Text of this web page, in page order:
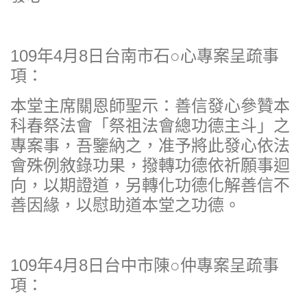
109年4月8日台南市石○心專案呈疏事
項：
本堂主席關恩師聖示：善信發心參贊本
科春祭法會「祭祖法會總功德主斗」之
專案事，吾鑒納之，准予將此發心依法
會殊例敘錄功果，撥轉功德依祈願事迴
向，以期證道，另轉化功德化解善信不
善因緣，以慰助道本堂之功德。
109年4月8日台中市陳○仲專案呈疏事
項：